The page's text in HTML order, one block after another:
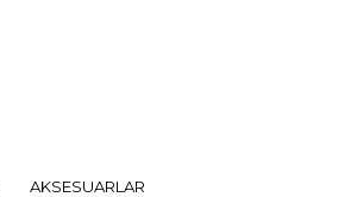
AKSESUARLAR